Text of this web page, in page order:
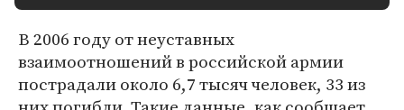
В 2006 году от неуставных
взаимоотношений в российской армии
пострадали около 6,7 тысяч человек, 33 из